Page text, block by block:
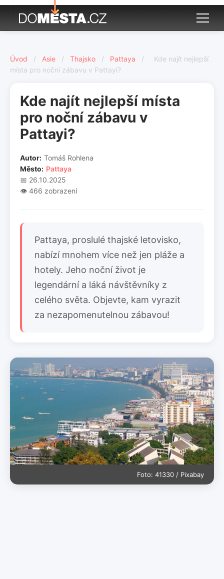
Úvod / Asie / Thajsko / Pattaya /
Kde najít nejlepší
místa pro noční zábavu v Pattayi?
Kde najít nejlepší místa
pro noční zábavu v
Pattayi?
Autor: Tomáš Rohlena
Město: Pattaya
📅 26.10.2025
👁️ 466 zobrazení
Pattaya, proslulé thajské letovisko,
nabízí mnohem více než jen pláže a
hotely. Jeho noční život je
legendární a láká návštěvníky z
celého světa. Objevte, kam vyrazit
za nezapomenutelnou zábavou!
Foto: 41330 / Pixabay